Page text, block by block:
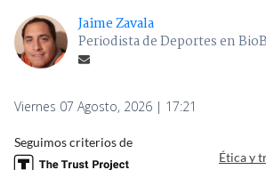
Jaime Zavala
Periodista de Deportes en
Viernes 07 Agosto, 2026 | 17:21
Seguimos criterios de
Ética y